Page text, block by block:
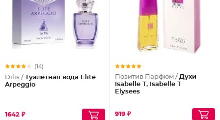
(14)
Dilis / Туалетная вода Elite
Arpeggio
1642 ₽
Позитив Парфюм / Духи
Isabelle T, Isabelle T
Elysees
919 ₽